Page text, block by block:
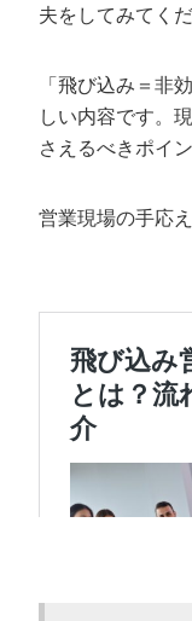
夫をしてみてくだ
「飛び込み＝非
しい内容です。
さえるべきポイ
営業現場の手応